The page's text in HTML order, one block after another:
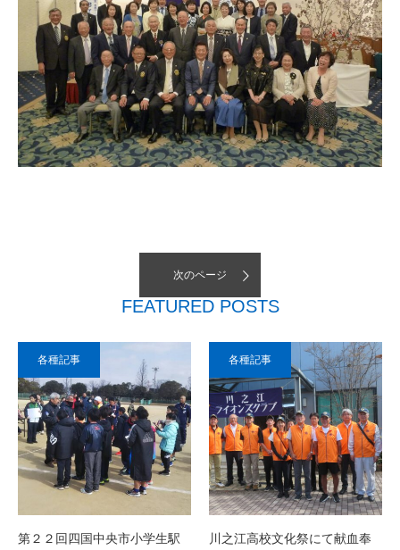
次のページ
FEATURED POSTS
各種記事
第２２回四国中央市小学生駅
各種記事
川之江高校文化祭にて献血奉